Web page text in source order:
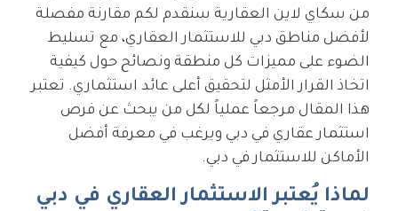
من سكاي لاين العقارية سنقدم لكم مقارنة مفصلة
لأفضل مناطق دبي للاستثمار العقاري، مع تسليط
الضوء على مميزات كل منطقة ونصائح حول كيفية
اتخاذ القرار الأمثل لتحقيق أعلى عائد استثماري. تعتبر
هذا المقال مرجعاً عملياً لكل من يبحث عن فرص
استثمار عقاري في دبي ويرغب في معرفة أفضل
الأماكن للاستثمار في دبي.
لماذا يُعتبر الاستثمار العقاري في دبي